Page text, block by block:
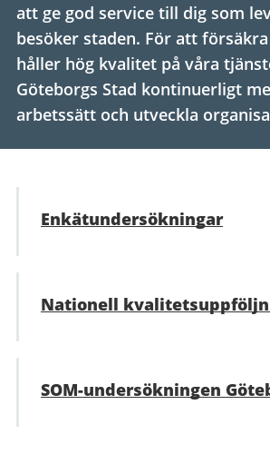
att ge god service till dig som
besöker staden. För att
håller hög kvalitet på våra
Göteborgs Stad kontinuerligt
arbetssätt och utveckla
Enkätundersökningar
Nationell
SOM-undersökningen